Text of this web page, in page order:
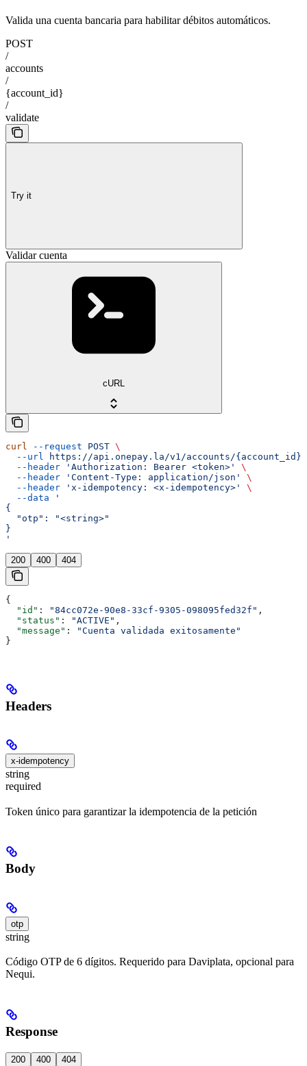
Valida una cuenta bancaria para habilitar débitos automáticos.
POST
/
accounts
/
{account_id}
/
validate
Try it
Validar cuenta
cURL
curl --request POST \
  --url
https://api.onepay.la/v1/accounts/
  --header
'Authorization: Bearer <token>'
\
  --header
'Content-Type: application/json'
\
  --header
'x-idempotency: <x-idempotency>'
\
  --data
'
{
  "otp": "<string>"
}
'
200 400 404
{
  "id"
: "84cc072e-90e8-33cf-9305-098095fed32f" ,
  "status"
: "ACTIVE" ,
  "message"
:
"Cuenta validada exitosamente"
}
Headers
x-idempotency
string
required
Token único para garantizar la idempotencia de la petición
Body
otp
string
Código OTP de 6 dígitos. Requerido para Daviplata, opcional para
Nequi.
Response
200 400 404